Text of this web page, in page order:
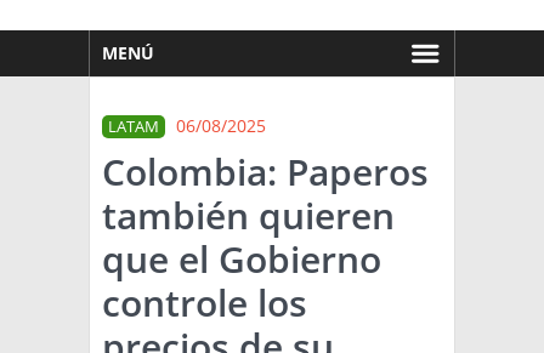
MENÚ
MERCADOS
NOTICIAS
EN ESPAÑOL
OTROS IDIOMAS
PRONÓSTICO
LLUVIAS
ARGENTINA
EL MUNDO
LATAM 06/08/2025
Colombia: Paperos
también quieren
que el Gobierno
controle los